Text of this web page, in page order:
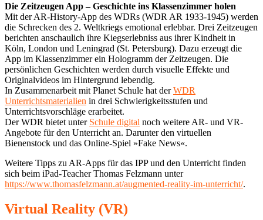
Die Zeitzeugen App – Geschichte ins Klassenzimmer holen
Mit der AR-History-App des WDRs (WDR AR 1933-1945) werden
die Schrecken des 2. Weltkriegs emotional erlebbar. Drei Zeitzeugen
berichten anschaulich ihre Kiegserlebniss aus ihrer Kindheit in
Köln, London und Leningrad (St. Petersburg). Dazu erzeugt die
App im Klassenzimmer ein Hologramm der Zeitzeugen. Die
persönlichen Geschichten werden durch visuelle Effekte und
Originalvideos im Hintergrund lebendig.
In Zusammenarbeit mit Planet Schule hat derWDR
Unterrichtsmaterialien in drei Schwierigkeitsstufen und
Unterrichtsvorschläge erarbeitet.
Der WDR bietet unter Schule digital noch weitere AR- und VR-
Angebote für den Unterricht an. Darunter den virtuellen
Bienenstock und das Online-Spiel »Fake News«.
Weitere Tipps zu AR-Apps für das IPP und den Unterricht finden
sich beim iPad-Teacher Thomas Felzmann unter
https://www.thomasfelzmann.at/augmented-reality-im-unterricht/.
Virtual Reality (VR)